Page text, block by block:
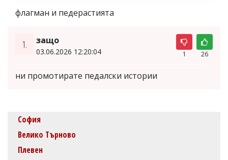
флагман и педерастията
1. защо
03.06.2026 12:20:04 1 26
ни промотирате педалски истории
София
Велико Търново
Плевен